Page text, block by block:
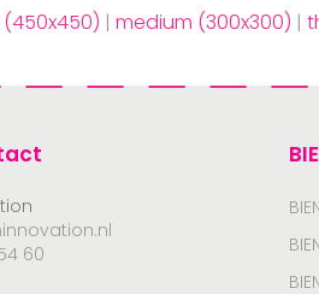
| medium (300x300) |
60